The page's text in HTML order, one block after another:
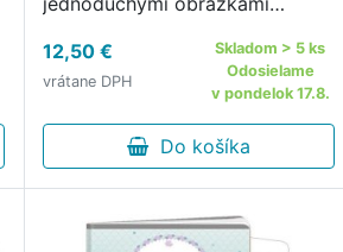
kvetov na vyfarbovanie.
12,50 €
vrátane DPH
Skladom > 5 ks
Odosielame
v pondelok 17.8.
Do košíka